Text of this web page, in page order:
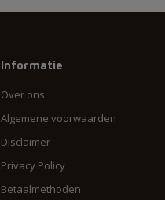
Informatie
Over ons
Algemene voorwaarden
Disclaimer
Privacy Policy
Betaalmethoden